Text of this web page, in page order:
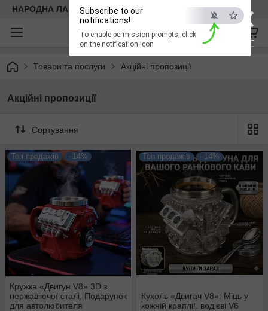
×
ESC
Subscribe to our
notifications!
To enable permission prompts, click
on the notification icon
НАРОДНА ЛАВКА
Товари та послуги Акційні пропозиції
Акційні пропозиції
Сортування
Топ продажів –14%
Кружка «Двигун V8» 3D з
нержавіючої сталі, Подарунок
для автолюбителя
Топ продажів –14%
Кухоль «Двигач V8»: Міць у
кожній краплі!. водієві V6